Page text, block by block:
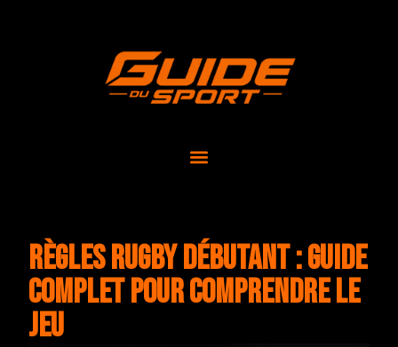
Règles rugby débutant : Guide
complet pour comprendre le
jeu